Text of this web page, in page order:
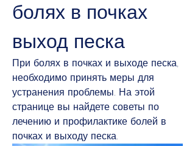
болях в почках
выход песка
При болях в почках и выходе песка,
необходимо принять меры для
устранения проблемы. На этой
странице вы найдете советы по
лечению и профилактике болей в
почках и выходу песка.